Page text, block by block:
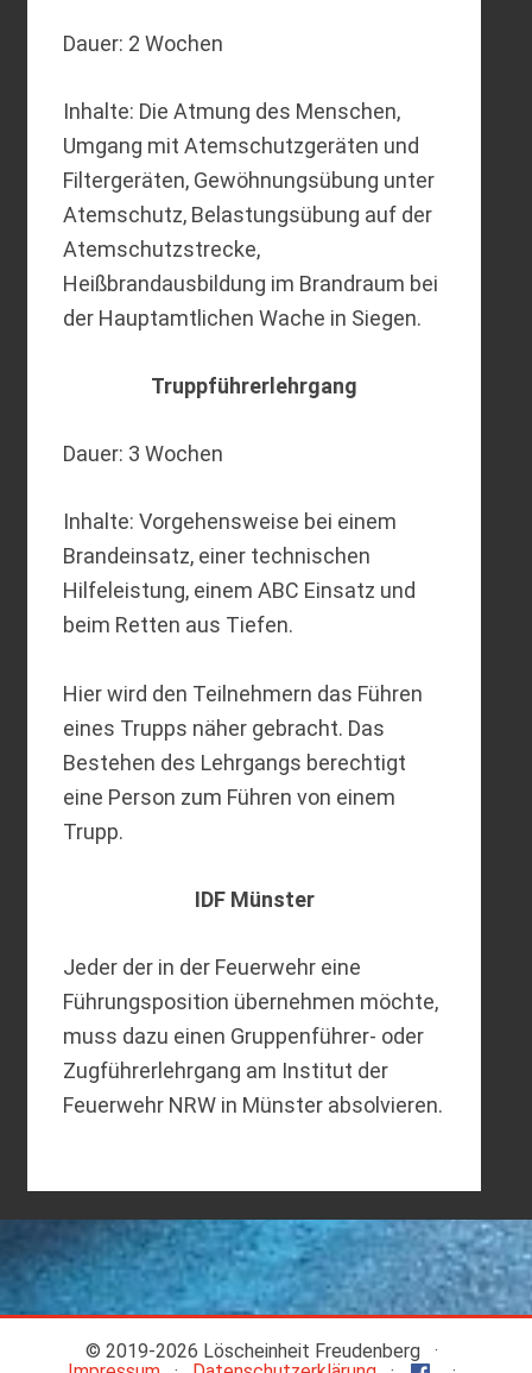
Dauer: 2 Wochen
Inhalte: Die Atmung des Menschen,
Umgang mit Atemschutzgeräten und
Filtergeräten, Gewöhnungsübung unter
Atemschutz, Belastungsübung auf der
Atemschutzstrecke,
Heißbrandausbildung im Brandraum bei
der Hauptamtlichen Wache in Siegen.
Truppführerlehrgang
Dauer: 3 Wochen
Inhalte: Vorgehensweise bei einem
Brandeinsatz, einer technischen
Hilfeleistung, einem ABC Einsatz und
beim Retten aus Tiefen.
Hier wird den Teilnehmern das Führen
eines Trupps näher gebracht. Das
Bestehen des Lehrgangs berechtigt
eine Person zum Führen von einem
Trupp.
IDF Münster
Jeder der in der Feuerwehr eine
Führungsposition übernehmen möchte,
muss dazu einen Gruppenführer- oder
Zugführerlehrgang am Institut der
Feuerwehr NRW in Münster absolvieren.
© 2019-2026 Löscheinheit Freudenberg ·